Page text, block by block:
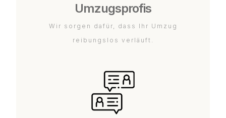
Umzugsprofis
Wir sorgen dafür, dass Ihr Umzug
reibungslos verläuft.